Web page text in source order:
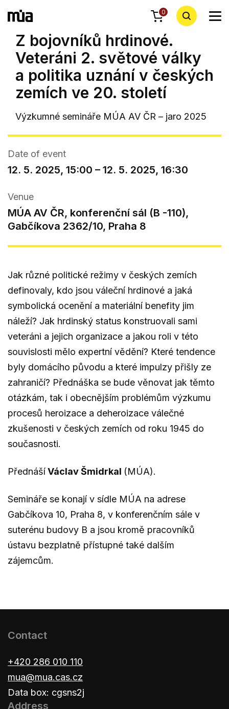
0
Z bojovníků hrdinové.
Veteráni 2. světové války
a politika uznání v českých
zemích ve 20. století
Výzkumné semináře MÚA AV ČR – jaro 2025
Date of event
12. 5. 2025, 15:00 – 12. 5. 2025, 16:30
Venue
MÚA AV ČR, konferenční sál (B -110),
Gabčíkova 2362/10, Praha 8
Jak různé politické režimy v českých zemích
definovaly, kdo jsou váleční hrdinové a jaká
symbolická ocenění a materiální benefity jim
náleží? Jak hrdinský status konstruovali sami
veteráni a jejich organizace a jakou roli v této
souvislosti mělo expertní vědění? Které tendence
byly domácího původu a které impulzy přišly ze
zahraničí? Přednáška se bude věnovat jak těmto
otázkám, tak i obecnějším problémům výzkumu
procesů heroizace a deheroizace válečné
zkušenosti v českých zemích od roku 1945 do
současnosti.
PřednášíVáclav Šmidrkal (MÚA).
Semináře se konají v sídle MÚA na adrese
Gabčíkova 10, Praha 8, v konferenčním sále v
suterénu budovy B a jsou kromě pracovníků
ústavu bezplatně přístupné také dalším
zájemcům.
Contact
+420 286 010 110
mua@mua.cas.cz
Data box: cgsns2j
Address